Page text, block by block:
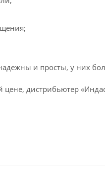
и просты, у них
дистрибьютер